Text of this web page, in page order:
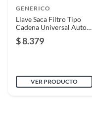
GENERICO
Llave Saca Filtro Tipo
Cadena Universal Auto
$ 8.379
VER PRODUCTO